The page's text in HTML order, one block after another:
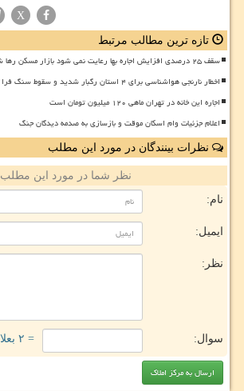
X
تازه ترین مطالب مرتبط
سقف ۲۵ درصدی افزایش اجاره بها رعایت نمی شود بازار مسکن رها شده است
اخطار نارنجی هواشناسی برای ۴ استان رگبار شدید و سقوط سنگ فرا می رسد
اجاره این خانه در تهران ماهی ۱۲۰ میلیون تومان است
اعلام جزئیات وام اسکان موقت و بازسازی به صدمه دیدگان جنگ
نظرات بینندگان در مورد این مطلب
نظر شما در مورد این مطلب
نام:
ایمیل:
نظر:
سوال: = ۲ بعلاوه ۳